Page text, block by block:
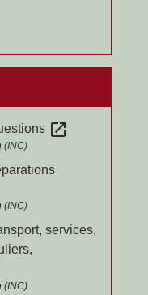
open_in_new
(INC)
(INC)
services,
(INC)